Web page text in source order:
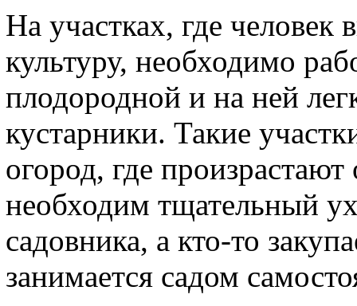
На участках, где
культуру, необходимо
плодородной и на ней
кустарники. Такие
огород, где
необходим тщательный
садовника, а кто-то
занимается садом